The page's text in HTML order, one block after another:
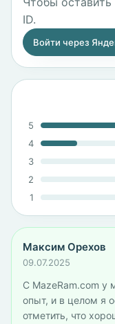
ID.
Войти через
5
4
3
2
1
Максим Орехов
09.07.2025
С MazeRam.com у
опыт, и в целом я
отметить, что